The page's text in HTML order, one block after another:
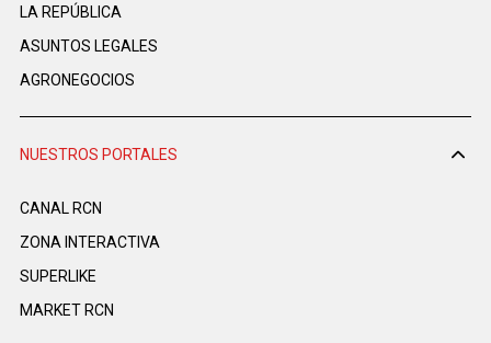
LA REPÚBLICA
ASUNTOS LEGALES
AGRONEGOCIOS
NUESTROS PORTALES
CANAL RCN
ZONA INTERACTIVA
SUPERLIKE
MARKET RCN